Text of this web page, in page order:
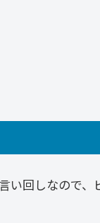
い回しなので